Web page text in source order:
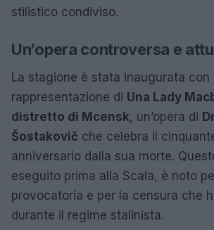
stilistico condiviso.
Un’opera controversa e
La stagione è stata inaugurata con
rappresentazione di Una Lady
distretto di Mcensk, un’opera di
Šostakovič che celebra il
anniversario dalla sua morte.
eseguito prima alla Scala, è noto
provocatoria e per la censura che
durante il regime stalinista.